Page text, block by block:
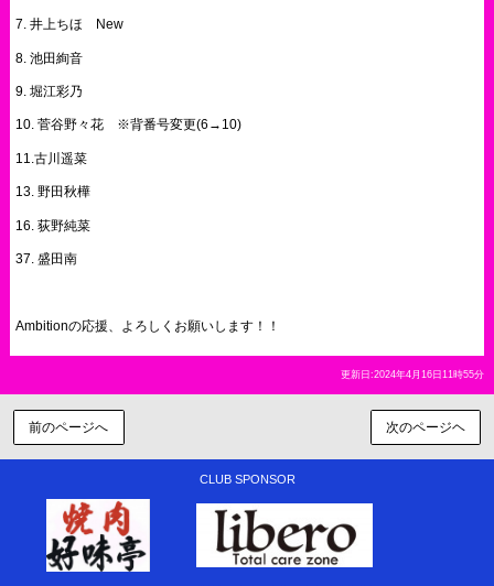
7. 井上ちほ New
8. 池田絢音
9. 堀江彩乃
10. 菅谷野々花 ※背番号変更(6→10)
11.古川遥菜
13. 野田秋樺
16. 荻野純菜
37. 盛田南
Ambitionの応援、よろしくお願いします！！
更新日:2024年4月16日11時55分
前のページへ 次のページヘ
CLUB SPONSOR